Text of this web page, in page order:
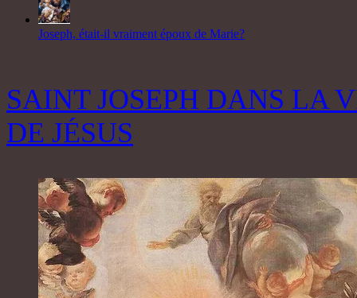
Joseph, était-il vraiment époux de Marie?
SAINT JOSEPH DANS LA
DE JÉSUS